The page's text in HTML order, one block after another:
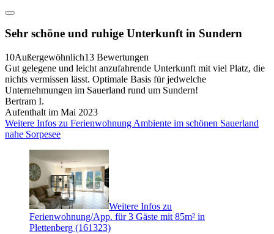
Sehr schöne und ruhige Unterkunft in Sundern
10Außergewöhnlich13 Bewertungen
Gut gelegene und leicht anzufahrende Unterkunft mit viel Platz, die
nichts vermissen lässt. Optimale Basis für jedwelche
Unternehmungen im Sauerland rund um Sundern!
Bertram I.
Aufenthalt im Mai 2023
Weitere Infos zu Ferienwohnung Ambiente im schönen Sauerland
nahe Sorpesee
Weitere Infos zu
Ferienwohnung/App. für 3 Gäste mit 85m² in
Plettenberg (161323)